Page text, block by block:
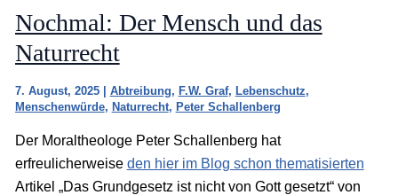
Nochmal: Der Mensch und das
Naturrecht
7. August, 2025 | Abtreibung, F.W. Graf, Lebenschutz,
Menschenwürde, Naturrecht, Peter Schallenberg
Der Moraltheologe Peter Schallenberg hat
erfreulicherweise den hier im Blog schon thematisierten
Artikel „Das Grundgesetz ist nicht von Gott gesetzt“ von